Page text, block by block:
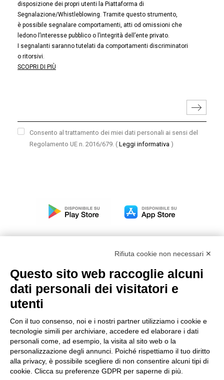
disposizione dei propri utenti la Piattaforma di
Segnalazione/Whistleblowing. Tramite questo strumento,
è possibile segnalare comportamenti, atti od omissioni che
ledono l’interesse pubblico o l’integrità dell’ente privato.
I segnalanti saranno tutelati da comportamenti discriminatori
o ritorsivi.
SCOPRI DI PIÙ
Consento al trattamento dei miei dati personali ai sensi del
Regolamento UE n. 2016/679. ( Leggi informativa )
Modello organizzativo, gestione e controllo – D. lgs.
231/2001
Condizioni generali di vendita DKC Power Solutions
Condizioni generali di acquisto
Codice etico
Rifiuta cookie non necessari ✕
Questo sito web raccoglie alcuni
dati personali dei visitatori e
utenti
Con il tuo consenso, noi e i nostri partner utilizziamo i cookie e
tecnologie simili per archiviare, accedere ed elaborare i dati
personali come, ad esempio, la visita al sito web o la
personalizzazione degli annunci. Poiché rispettiamo il tuo diritto
alla privacy, è possibile scegliere di non consentire alcuni tipi di
cookie. Clicca su preferenze GDPR per saperne di più.